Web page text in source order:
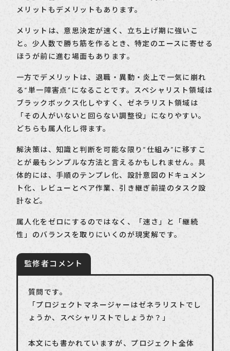
メリットもデメリットもあります。
メリットは、意思決定が速く、立ち上げ期に強いこ
と。少人数で勝ち筋を作るとき、特定のエースに寄せる
ほうが前に進む場面もあります。
一方でデメリットは、退職・異動・炎上で一気に崩れ
る“単一障害点”になることです。スペシャリスト領域は
ブラックボックス化しやすく、ゼネラリスト領域は
「その人がいないと回らない調整役」になりやすい。
どちらも属人化し得ます。
解決策は、知識と判断を可能な限り“仕組み”に移すこ
とが最もシンプルな方法と言えるかもしれません。具
体的には、手順のテンプレ化、設計意図のドキュメン
ト化、レビューとペア作業、引き継ぎ前提のタスク設
計など。
属人化をゼロにするのではなく、「速さ」と「継続
性」のバランスを取りにいくのが現実解です。
質問です。
「プロジェクトマネージャーはゼネラリストでし
ょうか、スペシャリストでしょうか？」
本文にも書かれていますが、プロジェクト全体